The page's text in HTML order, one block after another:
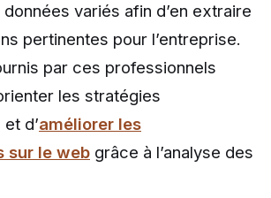
variés afin d’en extraire
pertinentes pour l’entreprise.
par ces professionnels
les stratégies
d’améliorer les
sur le web grâce à l’analyse des